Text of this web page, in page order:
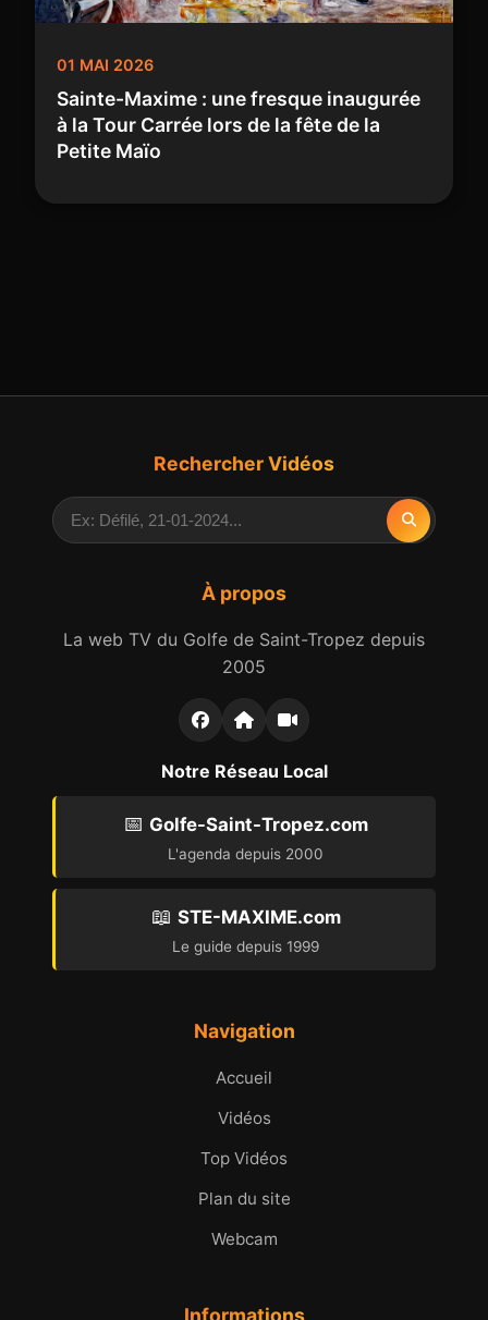
01 MAI 2026
Sainte-Maxime : une fresque inaugurée
à la Tour Carrée lors de la fête de la
Petite Maïo
À propos
La web TV du Golfe de Saint-Tropez depuis
2005
Notre Réseau Local
📅 Golfe-Saint-Tropez.com
L'agenda depuis 2000
📖 STE-MAXIME.com
Le guide depuis 1999
Navigation
Accueil
Vidéos
Top Vidéos
Plan du site
Webcam
Informations
Rechercher Vidéos